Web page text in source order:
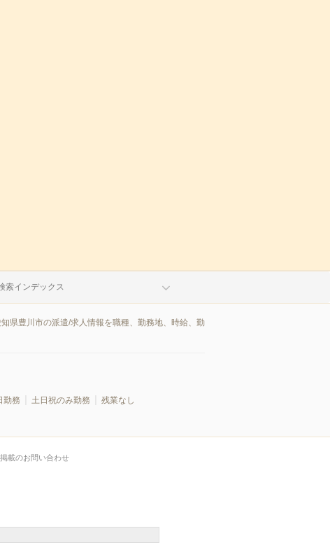
索インデックス
県豊川市の派遣/求人情報を職種、勤務地、時給、勤
勤務 土日祝のみ勤務
残業なし
掲載のお問い合わせ